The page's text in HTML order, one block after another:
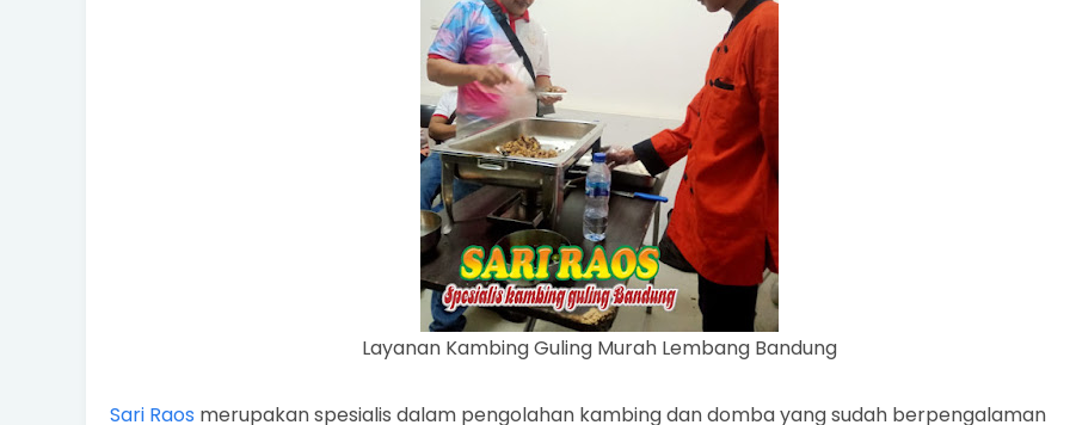
Layanan Kambing Guling Murah Lembang Bandung
Sari Raos merupakan spesialis dalam pengolahan kambing dan domba yang sudah berpengalaman